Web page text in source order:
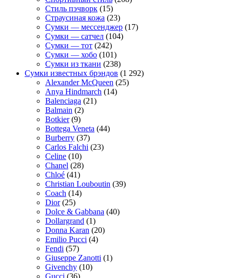
Стиль пэчворк (15)
Страусиная кожа (23)
Сумки — мессенджер (17)
Сумки — сатчел (104)
Сумки — тот (242)
Сумки — хобо (101)
Сумки из ткани (238)
Сумки известных брэндов (1 292)
Alexander McQueen (25)
Anya Hindmarch (14)
Balenciaga (21)
Balmain (2)
Botkier(9)
Bottega Veneta (44)
Burberry (37)
Carlos Falchi (23)
Celine (10)
Chanel (28)
Chloé (41)
Christian Louboutin (39)
Coach (14)
Dior(25)
Dolce & Gabbana (40)
Dollargrand (1)
Donna Karan (20)
Emilio Pucci (4)
Fendi (57)
Giuseppe Zanotti (1)
Givenchy (10)
Gucci (36)